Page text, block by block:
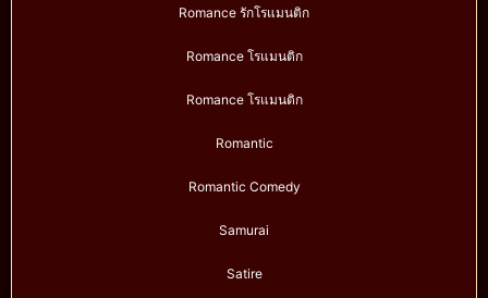
Romance รักโรแมนติก
Romance โรแมนติก
Romance โรแมนติก
Romantic
Romantic Comedy
Samurai
Satire